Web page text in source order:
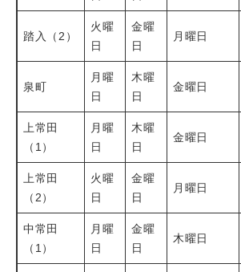
踏入（2）
火曜
日
金曜
日
月曜日
泉町
月曜
日
木曜
日
金曜日
上常田
（1）
月曜
日
木曜
日
金曜日
上常田
（2）
火曜
日
金曜
日
月曜日
中常田
（1）
月曜
日
金曜
日
木曜日